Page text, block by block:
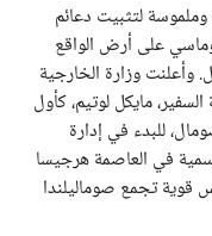
لتثبيت دعائم
على أرض الواقع
وأعلنت وزارة الخارجية
مايكل لوتيم، كأول
للبدء في إدارة
في العاصمة هرجيسا
قوية تجمع صوماليلندا